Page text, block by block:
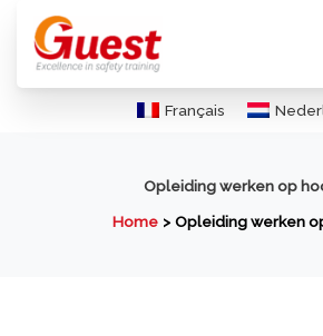
inhoud
Français
Opleiding werken op
Home
Opleiding werken